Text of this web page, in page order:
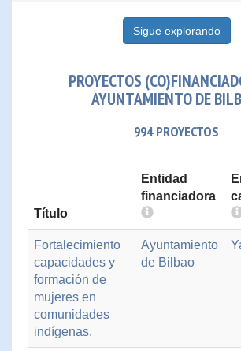
Sigue explorando
PROYECTOS
AYUNTAMIENTO DE
994 PROYECTOS
Título
Entidad
financiadora
Fortalecimiento
capacidades y
formación de
mujeres en
comunidades
indígenas.
Ayuntamiento
de Bilbao